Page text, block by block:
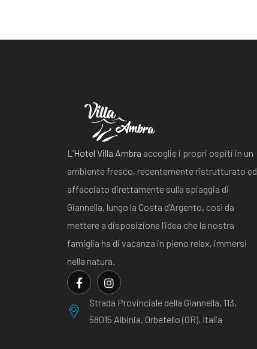
L’Hotel Villa Ambra accoglie i propri ospiti in un
ambiente fresco, recentemente ristrutturato ed
affacciato direttamente sulla spiaggia di
Giannella, lungo la Costa d’Argento, così da
mettere a disposizione l’idea che la nostra
famiglia ha di vacanza in pieno relax, immersi
nella natura.
Strada Provinciale della Giannella, 113,
58015 Albinia, Orbetello (GR), Italia